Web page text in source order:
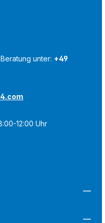
unter: +49
12:00 Uhr